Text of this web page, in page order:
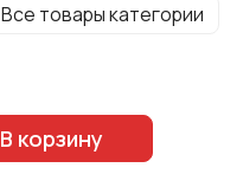
Все товары категории
В корзину